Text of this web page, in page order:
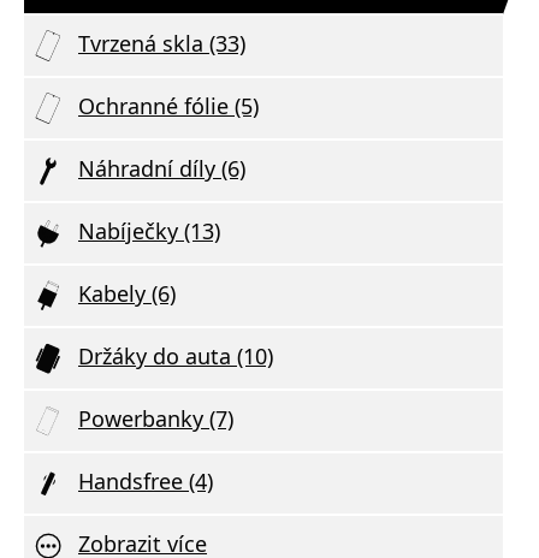
Tvrzená skla (33)
Ochranné fólie (5)
Náhradní díly (6)
Nabíječky (13)
Kabely (6)
Držáky do auta (10)
Powerbanky (7)
Handsfree (4)
Zobrazit více